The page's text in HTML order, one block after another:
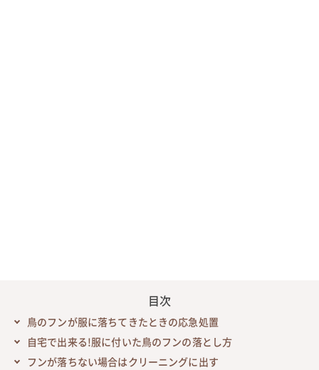
目次
鳥のフンが服に落ちてきたときの応急処置
自宅で出来る!服に付いた鳥のフンの落とし方
フンが落ちない場合はクリーニングに出す